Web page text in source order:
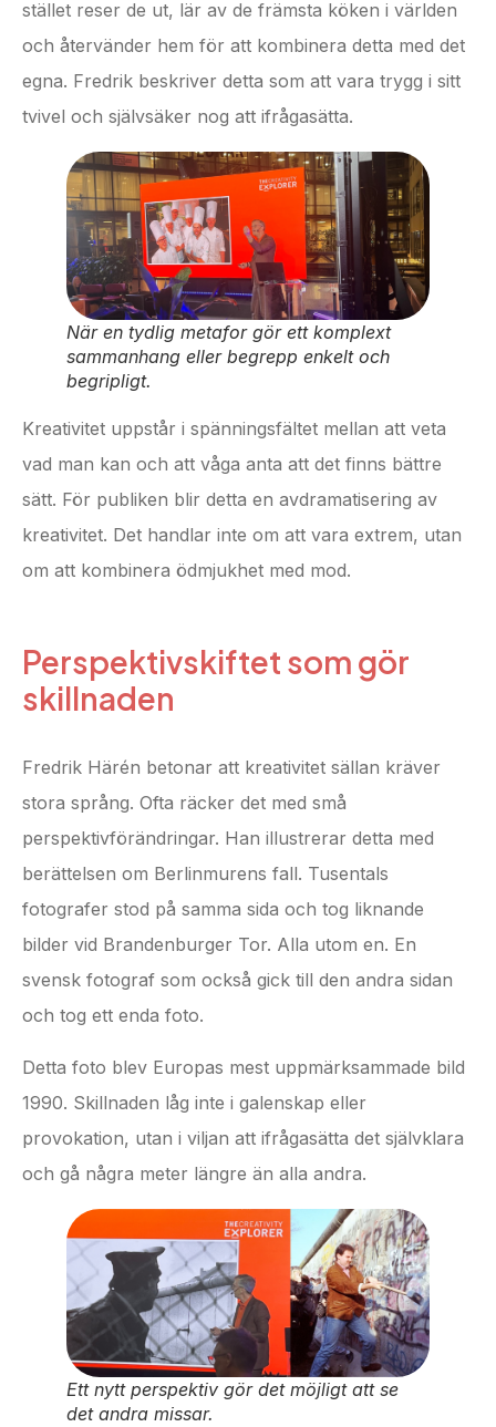
stället reser de ut, lär av de främsta köken i världen
och återvänder hem för att kombinera detta med det
egna. Fredrik beskriver detta som att vara trygg i sitt
tvivel och självsäker nog att ifrågasätta.
När en tydlig metafor gör ett komplext
sammanhang eller begrepp enkelt och
begripligt.
Kreativitet uppstår i spänningsfältet mellan att veta
vad man kan och att våga anta att det finns bättre
sätt. För publiken blir detta en avdramatisering av
kreativitet. Det handlar inte om att vara extrem, utan
om att kombinera ödmjukhet med mod.
Perspektivskiftet som gör
skillnaden
Fredrik Härén betonar att kreativitet sällan kräver
stora språng. Ofta räcker det med små
perspektivförändringar. Han illustrerar detta med
berättelsen om Berlinmurens fall. Tusentals
fotografer stod på samma sida och tog liknande
bilder vid Brandenburger Tor. Alla utom en. En
svensk fotograf som också gick till den andra sidan
och tog ett enda foto.
Detta foto blev Europas mest uppmärksammade bild
1990. Skillnaden låg inte i galenskap eller
provokation, utan i viljan att ifrågasätta det självklara
och gå några meter längre än alla andra.
Ett nytt perspektiv gör det möjligt att se
det andra missar.